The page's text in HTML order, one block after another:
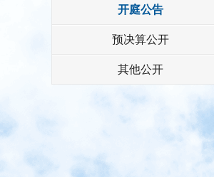
开庭公告
预决算公开
其他公开